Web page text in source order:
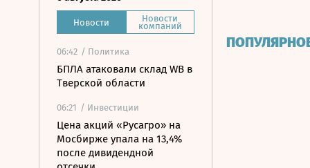
Новости Новости
компаний
06:42 / Политика
БПЛА атаковали склад WB в
Тверской области
06:21 / Инвестиции
Цена акций «Русагро» на
Мосбирже упала на 13,4%
после дивидендной